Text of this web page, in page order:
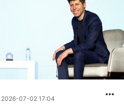
2026-07-02 17:04